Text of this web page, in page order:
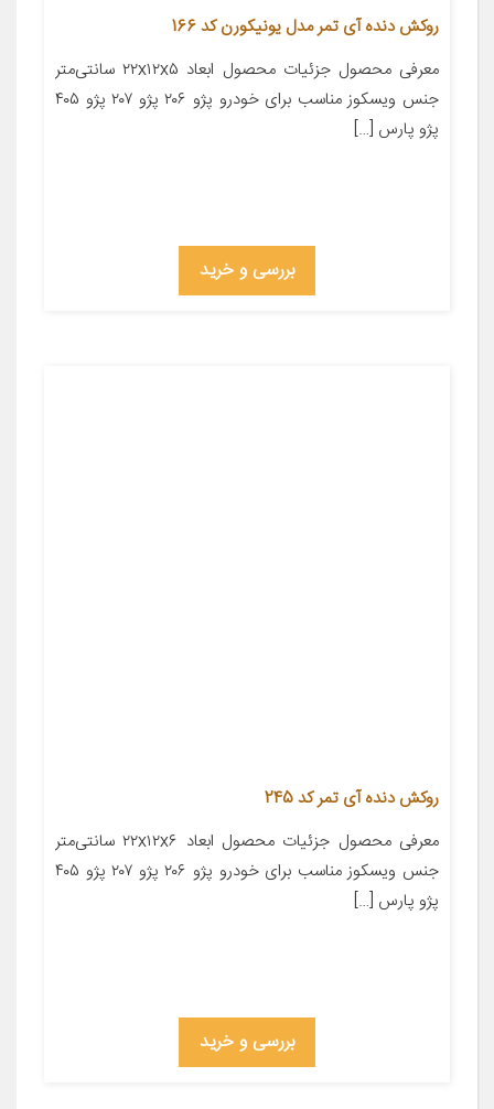
روکش دنده آی تمر مدل یونیکورن کد 166
معرفی محصول جزئیات محصول ابعاد ۲۲x۱۲x۵ سانتی‌متر
جنس ویسکوز مناسب برای خودرو پژو ۲۰۶ پژو ۲۰۷ پژو ۴۰۵
پژو پارس […]
بررسی و خرید
روکش دنده آی تمر کد 245
معرفی محصول جزئیات محصول ابعاد ۲۲x۱۲x۶ سانتی‌متر
جنس ویسکوز مناسب برای خودرو پژو ۲۰۶ پژو ۲۰۷ پژو ۴۰۵
پژو پارس […]
بررسی و خرید